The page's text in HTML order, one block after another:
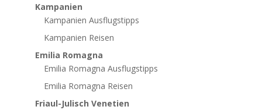
Kampanien
Kampanien Ausflugstipps
Kampanien Reisen
Emilia Romagna
Emilia Romagna Ausflugstipps
Emilia Romagna Reisen
Friaul-Julisch Venetien